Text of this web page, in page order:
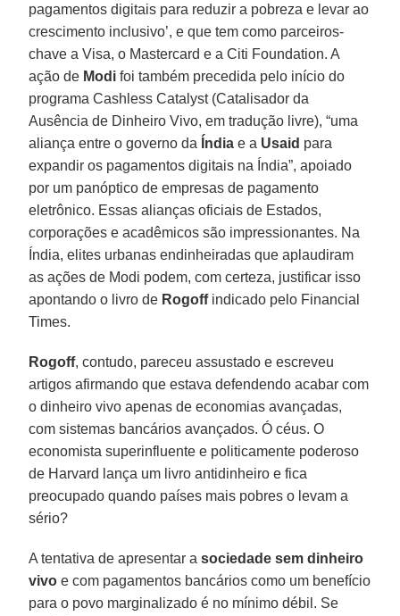
pagamentos digitais para reduzir a pobreza e levar ao
crescimento inclusivo’, e que tem como parceiros-
chave a Visa, o Mastercard e a Citi Foundation. A
ação de Modi foi também precedida pelo início do
programa Cashless Catalyst (Catalisador da
Ausência de Dinheiro Vivo, em tradução livre), “uma
aliança entre o governo da Índia e a Usaid para
expandir os pagamentos digitais na Índia”, apoiado
por um panóptico de empresas de pagamento
eletrônico. Essas alianças oficiais de Estados,
corporações e acadêmicos são impressionantes. Na
Índia, elites urbanas endinheiradas que aplaudiram
as ações de Modi podem, com certeza, justificar isso
apontando o livro de Rogoffindicado pelo Financial
Times.
Rogoff, contudo, pareceu assustado e escreveu
artigos afirmando que estava defendendo acabar com
o dinheiro vivo apenas de economias avançadas,
com sistemas bancários avançados. Ó céus. O
economista superinfluente e politicamente poderoso
de Harvard lança um livro antidinheiro e fica
preocupado quando países mais pobres o levam a
sério?
A tentativa de apresentar asociedade sem dinheiro
vivo e com pagamentos bancários como um benefício
para o povo marginalizado é no mínimo débil. Se